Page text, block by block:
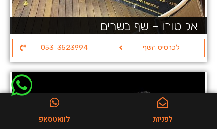
אל טורו – שף בשרים
לכרטיס השף 053-3523994
לפניות לוואטסאפ